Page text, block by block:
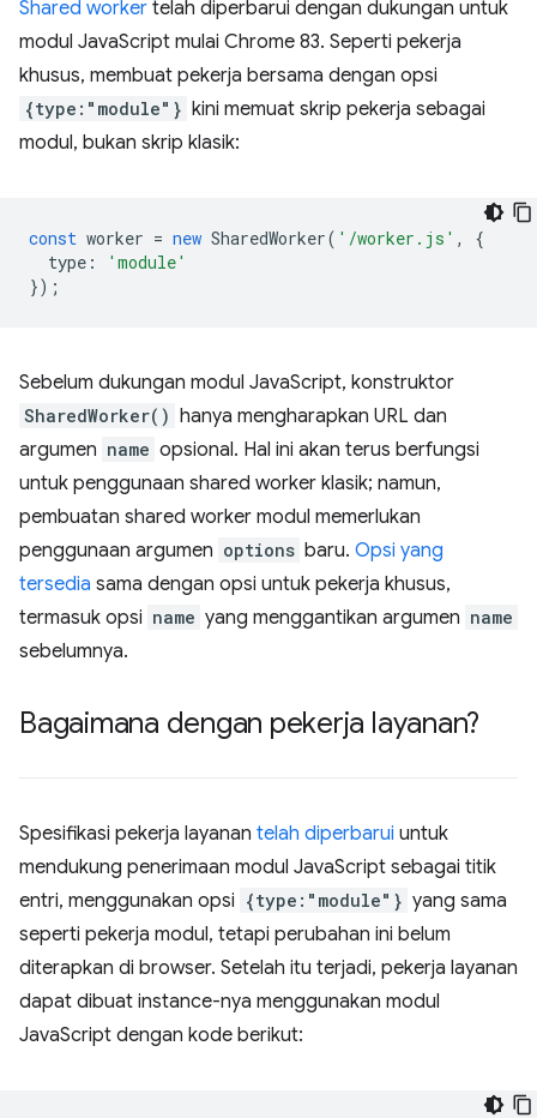
Shared worker telah diperbarui dengan dukungan untuk
modul JavaScript mulai Chrome 83. Seperti pekerja
khusus, membuat pekerja bersama dengan opsi
{type:"module"} kini memuat skrip pekerja sebagai
modul, bukan skrip klasik:
const worker = new SharedWorker( '/worker.js' ,
{
type :
'module'
});
Sebelum dukungan modul JavaScript, konstruktor
SharedWorker() hanya mengharapkan URL dan
argumen name opsional. Hal ini akan terus berfungsi
untuk penggunaan shared worker klasik; namun,
pembuatan shared worker modul memerlukan
penggunaan argumen options baru. Opsi yang
tersedia sama dengan opsi untuk pekerja khusus,
termasuk opsi name yang menggantikan argumen name
sebelumnya.
Bagaimana dengan pekerja layanan?
Spesifikasi pekerja layanan telah diperbarui untuk
mendukung penerimaan modul JavaScript sebagai titik
entri, menggunakan opsi {type:"module"} yang sama
seperti pekerja modul, tetapi perubahan ini belum
diterapkan di browser. Setelah itu terjadi, pekerja layanan
dapat dibuat instance-nya menggunakan modul
JavaScript dengan kode berikut: